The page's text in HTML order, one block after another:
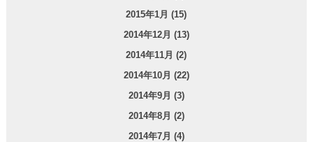
2015年1月 (15)
2014年12月 (13)
2014年11月 (2)
2014年10月 (22)
2014年9月 (3)
2014年8月 (2)
2014年7月 (4)